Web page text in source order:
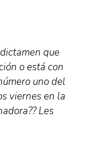
que
o está con
uno del
viernes en la
Les